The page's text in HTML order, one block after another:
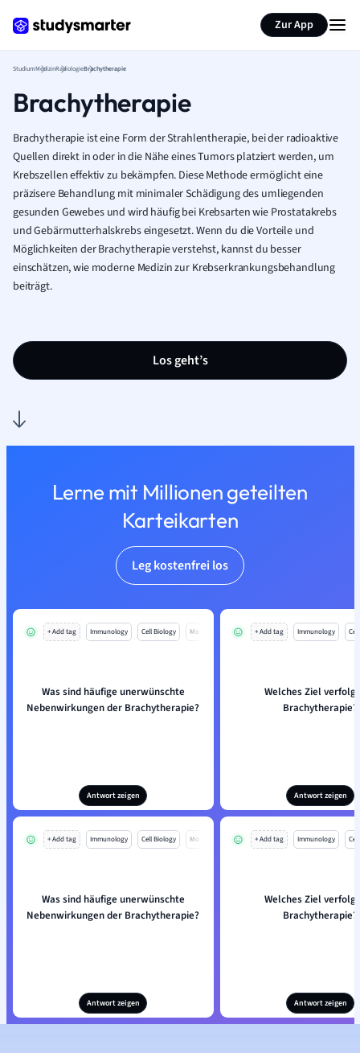
Zur App
StudiumMedizinRadiologieBrachytherapie
Brachytherapie
Brachytherapie ist eine Form der Strahlentherapie, bei der radioaktive
Quellen direkt in oder in die Nähe eines Tumors platziert werden, um
Krebszellen effektiv zu bekämpfen. Diese Methode ermöglicht eine
präzisere Behandlung mit minimaler Schädigung des umliegenden
gesunden Gewebes und wird häufig bei Krebsarten wie Prostatakrebs
und Gebärmutterhalskrebs eingesetzt. Wenn du die Vorteile und
Möglichkeiten der Brachytherapie verstehst, kannst du besser
einschätzen, wie moderne Medizin zur Krebserkrankungsbehandlung
beiträgt.
Los geht’s
Lerne mit Millionen geteilten
Karteikarten
Leg kostenfrei los
+ Add tag Immunology Cell Biology Mo
Was sind häufige unerwünschte
Nebenwirkungen der Brachytherapie?
Antwort zeigen
+ Add tag Immunology
Welches Ziel
Brachytherapie?
Antwort zeigen
+ Add tag Immunology Cell Biology Mo
Was sind häufige unerwünschte
Nebenwirkungen der Brachytherapie?
Antwort zeigen
+ Add tag Immunology
Welches Ziel
Brachytherapie?
Antwort zeigen